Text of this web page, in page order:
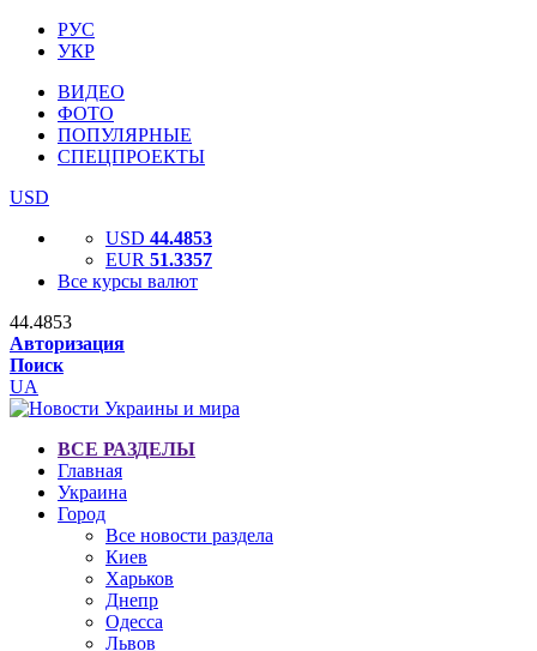
РУС
УКР
ВИДЕО
ФОТО
ПОПУЛЯРНЫЕ
СПЕЦПРОЕКТЫ
USD
USD 44.4853
EUR 51.3357
Все курсы валют
44.4853
Авторизация
Поиск
UA
ВСЕ РАЗДЕЛЫ
Главная
Украина
Город
Все новости раздела
Киев
Харьков
Днепр
Одесса
Львов